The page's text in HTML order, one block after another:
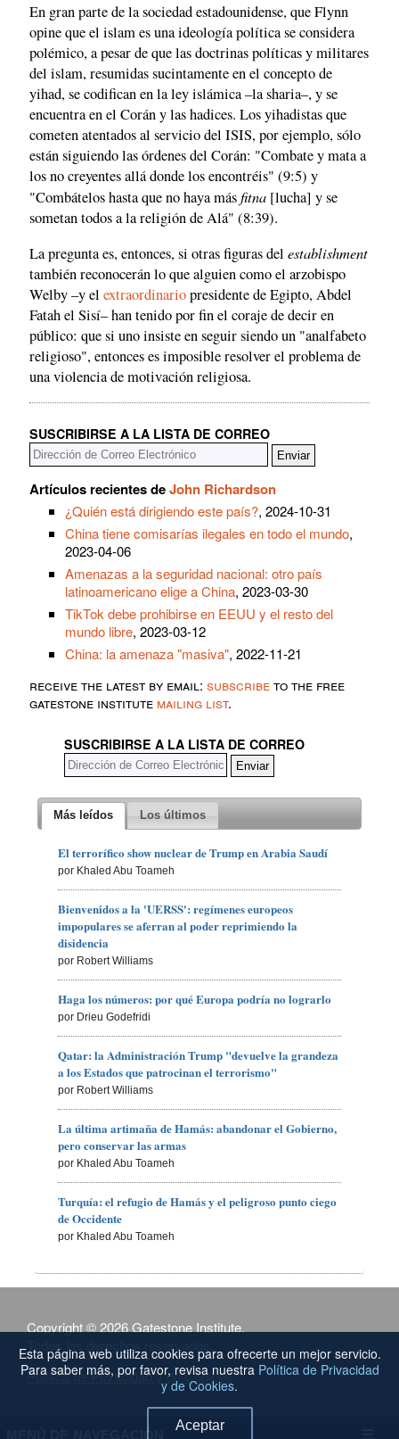
En gran parte de la sociedad estadounidense, que Flynn
opine que el islam es una ideología política se considera
polémico, a pesar de que las doctrinas políticas y militares
del islam, resumidas sucintamente en el concepto de
yihad, se codifican en la ley islámica –la sharia–, y se
encuentra en el Corán y las hadices. Los yihadistas que
cometen atentados al servicio del ISIS, por ejemplo, sólo
están siguiendo las órdenes del Corán: "Combate y mata a
los no creyentes allá donde los encontréis" (9:5) y
"Combátelos hasta que no haya másfitna [lucha] y se
sometan todos a la religión de Alá" (8:39).
La pregunta es, entonces, si otras figuras del establishment
también reconocerán lo que alguien como el arzobispo
Welby –y el extraordinariopresidente de Egipto, Abdel
Fatah el Sisí– han tenido por fin el coraje de decir en
público: que si uno insiste en seguir siendo un "analfabeto
religioso", entonces es imposible resolver el problema de
una violencia de motivación religiosa.
SUSCRIBIRSE A LA LISTA DE CORREO
Artículos recientes deJohn Richardson
¿Quién está dirigiendo este país?, 2024-10-31
China tiene comisarías ilegales en todo el mundo,
2023-04-06
Amenazas a la seguridad nacional: otro país
latinoamericano elige a China, 2023-03-30
TikTok debe prohibirse en EEUU y el resto del
mundo libre, 2023-03-12
China: la amenaza "masiva", 2022-11-21
receive the latest by email: subscribeto the free
gatestone institute mailing list.
SUSCRIBIRSE A LA LISTA DE CORREO
Más leídos Los últimos
El terrorífico show nuclear de Trump en Arabia Saudí
por Khaled Abu Toameh
Bienvenidos a la 'UERSS': regímenes europeos
impopulares se aferran al poder reprimiendo la
disidencia
por Robert Williams
Haga los números: por qué Europa podría no lograrlo
por Drieu Godefridi
Qatar: la Administración Trump "devuelve la grandeza
a los Estados que patrocinan el terrorismo"
por Robert Williams
La última artimaña de Hamás: abandonar el Gobierno,
pero conservar las armas
por Khaled Abu Toameh
Turquía: el refugio de Hamás y el peligroso punto ciego
de Occidente
por Khaled Abu Toameh
Copyright © 2026 Gatestone Institute.
Todos los derechos reservados.
Política de Privacidad y de Cookies
Esta página web utiliza cookies para ofrecerte un mejor servicio.
Para saber más, por favor, revisa nuestra Política de Privacidad
y de Cookies.
Aceptar